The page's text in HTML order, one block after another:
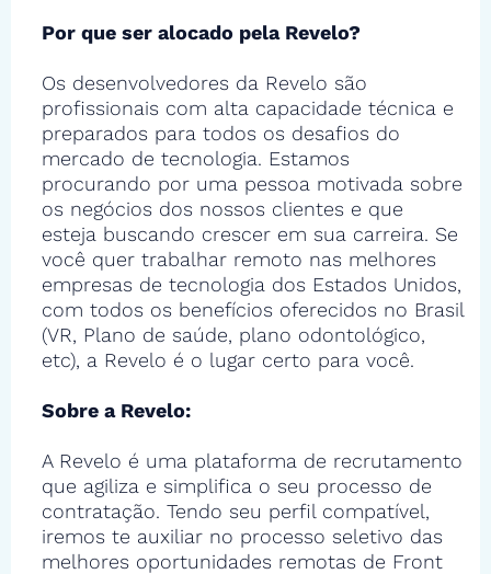
Por que ser alocado pela Revelo?
Os desenvolvedores da Revelo são
profissionais com alta capacidade técnica e
preparados para todos os desafios do
mercado de tecnologia. Estamos
procurando por uma pessoa motivada sobre
os negócios dos nossos clientes e que
esteja buscando crescer em sua carreira. Se
você quer trabalhar remoto nas melhores
empresas de tecnologia dos Estados Unidos,
com todos os benefícios oferecidos no Brasil
(VR, Plano de saúde, plano odontológico,
etc), a Revelo é o lugar certo para você.
Sobre a Revelo:
A Revelo é uma plataforma de recrutamento
que agiliza e simplifica o seu processo de
contratação. Tendo seu perfil compatível,
iremos te auxiliar no processo seletivo das
melhores oportunidades remotas de Front